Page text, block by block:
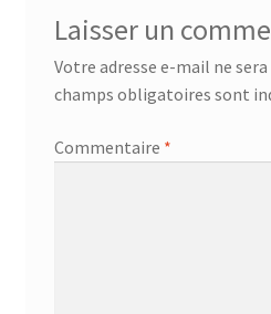
Laisser un
Votre adresse e-mail ne
champs obligatoires sont
Commentaire *